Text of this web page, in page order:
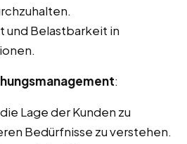
und Belastbarkeit in
:
Lage der Kunden zu
Bedürfnisse zu verstehen.